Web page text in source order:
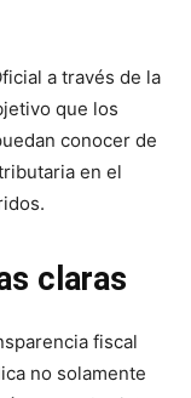
a través de la
que los
conocer de
en el
claras
fiscal
no solamente